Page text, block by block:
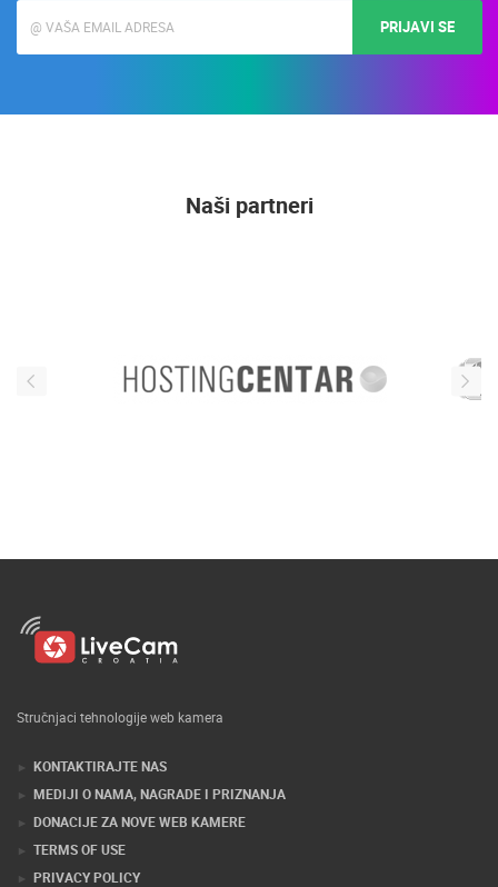
PRIJAVI SE
Naši partneri
Stručnjaci tehnologije web kamera
KONTAKTIRAJTE NAS
MEDIJI O NAMA, NAGRADE I PRIZNANJA
DONACIJE ZA NOVE WEB KAMERE
TERMS OF USE
PRIVACY POLICY